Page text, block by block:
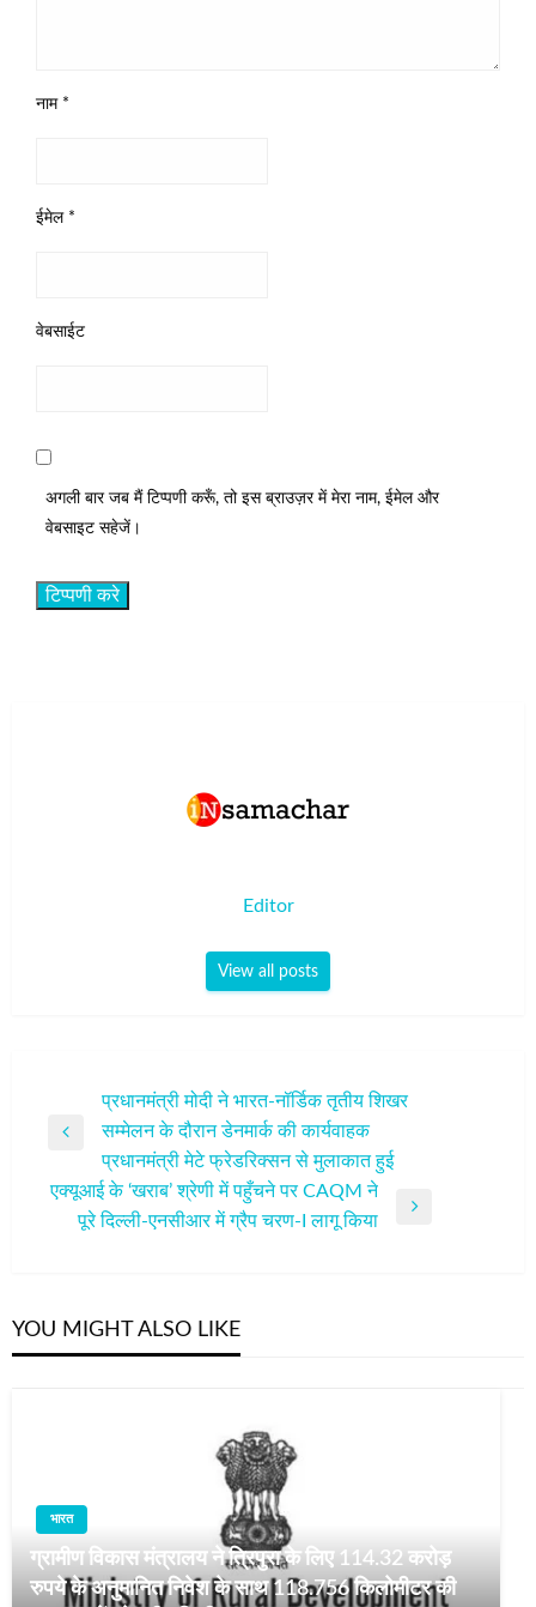
नाम *
ईमेल *
वेबसाईट
अगली बार जब मैं टिप्पणी करूँ, तो इस ब्राउज़र में मेरा नाम, ईमेल और
वेबसाइट सहेजें।
Editor
View all posts
नेविगेशन
प्रधानमंत्री मोदी ने भारत-नॉर्डिक तृतीय शिखर
सम्मेलन के दौरान डेनमार्क की कार्यवाहक
प्रधानमंत्री मेटे फ्रेडरिक्सन से मुलाकात हुई
Next
एक्यूआई के ‘खराब’ श्रेणी में पहुँचने पर CAQM ने
पूरे दिल्ली-एनसीआर में ग्रैप चरण-I लागू किया
YOU MIGHT ALSO LIKE
भारत
ग्रामीण विकास मंत्रालय ने त्रिपुरा के लिए 114.32 करोड़
रुपये के अनुमानित निवेश के साथ 118.756 किलोमीटर की